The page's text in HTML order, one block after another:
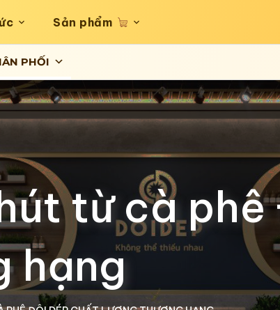
Sản phẩm
PHỐI
từ cà
hạng